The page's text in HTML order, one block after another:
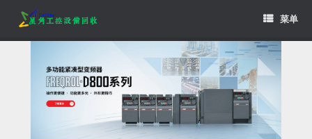
content
菜单